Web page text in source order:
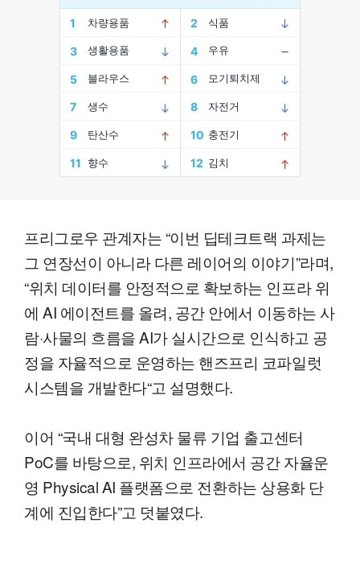
프리그로우 관계자는 “이번 딥테크트랙 과제는
그 연장선이 아니라 다른 레이어의 이야기”라며,
“위치 데이터를 안정적으로 확보하는 인프라 위
에 AI 에이전트를 올려, 공간 안에서 이동하는 사
람·사물의 흐름을 AI가 실시간으로 인식하고 공
정을 자율적으로 운영하는 핸즈프리 코파일럿
시스템을 개발한다“고 설명했다.
이어 “국내 대형 완성차 물류 기업 출고센터
PoC를 바탕으로, 위치 인프라에서 공간 자율운
영 Physical AI 플랫폼으로 전환하는 상용화 단
계에 진입한다”고 덧붙였다.